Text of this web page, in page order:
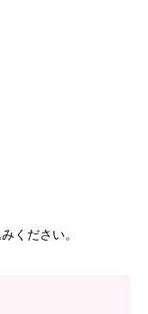
ください。